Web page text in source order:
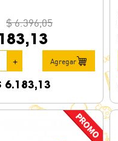
$ 6.396,05
+ Agregar
6.183,13